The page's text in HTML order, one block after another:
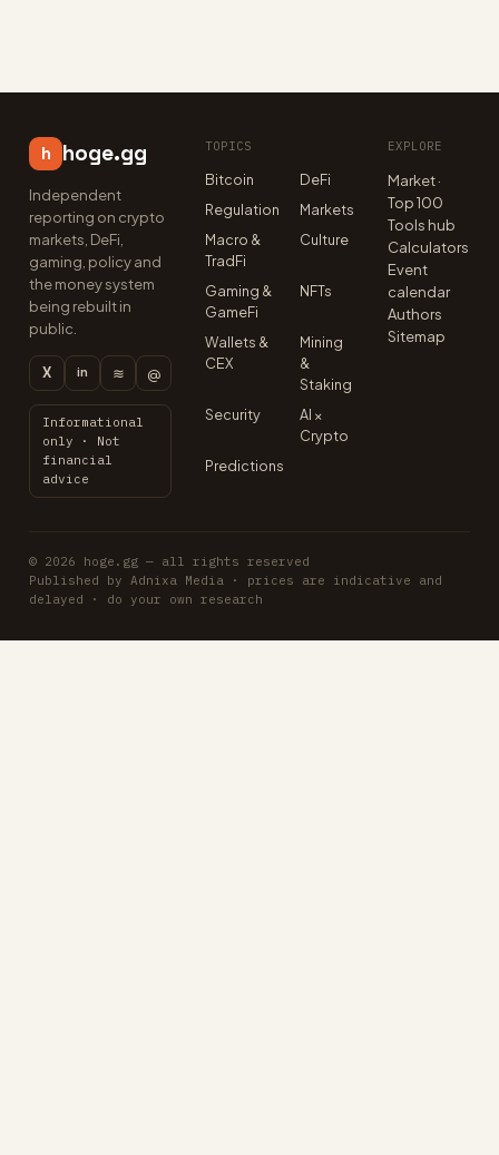
h hoge.gg
Independent
reporting on crypto
markets, DeFi,
gaming, policy and
the money system
being rebuilt in
public.
X in ≋ @
Informational
only · Not
financial
advice
TOPICS
Bitcoin
DeFi
Regulation
Markets
Macro &
TradFi
Culture
Gaming &
GameFi
NFTs
Wallets &
CEX
Mining
&
Staking
Security
AI ×
Crypto
Predictions
EXPLORE
Market ·
Top 100
Tools hub
Calculators
Event
calendar
Authors
Sitemap
© 2026 hoge.gg — all rights reserved
Published by Adnixa Media · prices are indicative and
delayed · do your own research